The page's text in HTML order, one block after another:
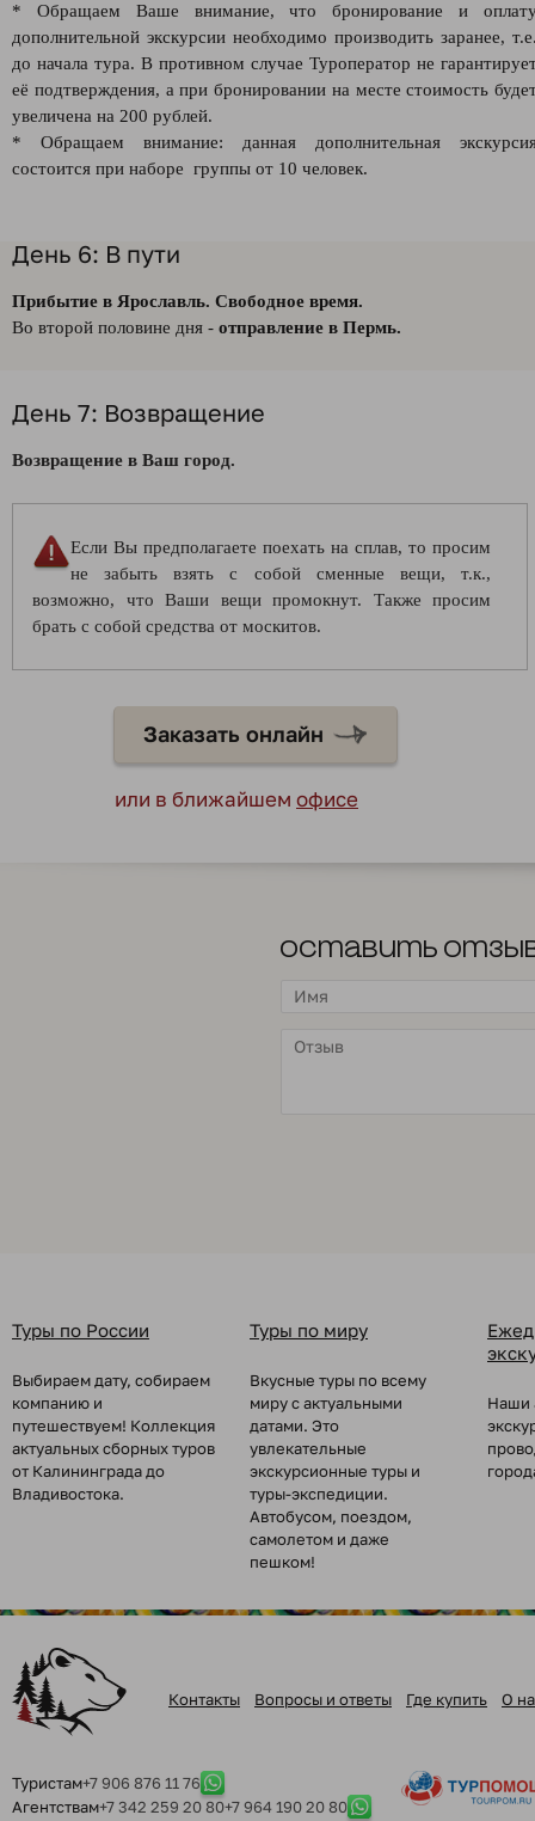
* Обращаем Ваше внимание, что бронирование и
дополнительной экскурсии необходимо производить заранее,
до начала тура. В противном случае Туроператор не
её подтверждения, а при бронировании на месте стоимость
увеличена на 200 рублей.
* Обращаем внимание: данная дополнительная
состоится при наборе группы от 10 человек.
День 6: В пути
Прибытие в Ярославль. Свободное время.
Во второй половине дня - отправление в Пермь.
День 7: Возвращение
Возвращение в Ваш город.
Если Вы предполагаете поехать на сплав, то просим
не забыть взять с собой сменные вещи, т.к.,
возможно, что Ваши вещи промокнут. Также просим
брать с собой средства от москитов.
Заказать онлайн
или в ближайшем офисе
Оставить
Туры по России
Выбираем дату, собираем
компанию и
путешествуем! Коллекция
актуальных сборных туров
от Калининграда до
Владивостока.
Туры по миру
Вкусные туры по всему
миру с актуальными
датами. Это
увлекательные
экскурсионные туры и
туры-экспедиции.
Автобусом, поездом,
самолетом и даже
пешком!
Наши
Контакты Вопросы и ответы Где купить О
Туристам+7 906 876 11 76
Агентствам+7 342 259 20 80+7 964 190 20 80